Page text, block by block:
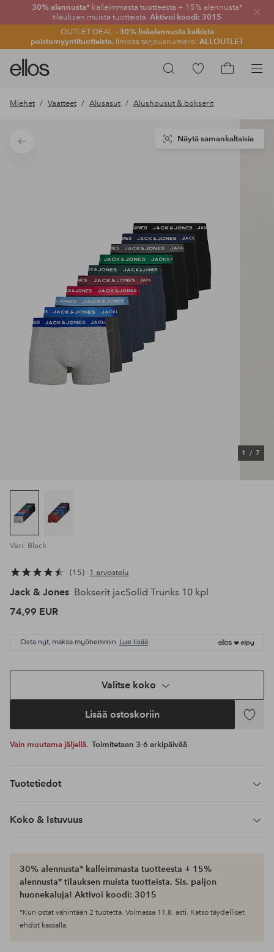
30% alennusta*kalleimmasta tuotteesta + 15% alennusta*
tilauksen muista tuotteista. Aktivoi koodi: 3015
OUTLET DEAL -30% lisäalennusta kaikista
poistomyyntituotteista. Ilmoita tarjousnumero: ALLOUTLET
Sulje
Hae
Ellos-
logo
siirry
Siirry
suosikkituotteisiin
Miehet Vaatteet Alusasut Alushousut & bokserit
Takaisin
1 / 7
Näytä samankaltaisia
Väri: Black
15 1 arvostelu
Jack & Jones Bokserit jacSolid Trunks 10 kpl
74,99 EUR
Osta nyt, maksa myöhemmin. Lue lisää
Valitse koko
Lisää ostoskoriin
Lisää
Vain muutama jäljellä. Toimitetaan 3-6 arkipäivää
Tuotetiedot
Koko & Istuvuus
30% alennusta* kalleimmasta tuotteesta + 15%
alennusta* tilauksen muista tuotteista. Sis. paljon
huonekaluja! Aktivoi koodi: 3015
*Kun ostat vähintään 2 tuotetta. Voimassa 11.8. asti. Katso täydelliset
ehdot kassalla.